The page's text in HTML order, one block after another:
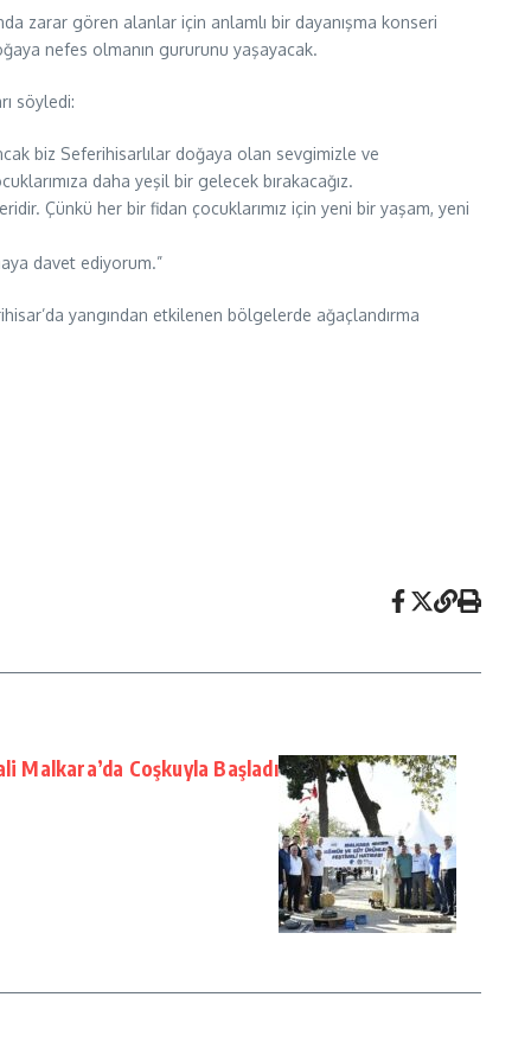
zarar gören alanlar için anlamlı bir dayanışma konseri
nefes olmanın gururunu yaşayacak.
söyledi:
biz Seferihisarlılar doğaya olan sevgimizle ve
daha yeşil bir gelecek bırakacağız.
Çünkü her bir fidan çocuklarımız için yeni bir yaşam, yeni
davet ediyorum.”
yangından etkilenen bölgelerde ağaçlandırma
Malkara’da Coşkuyla Başladı